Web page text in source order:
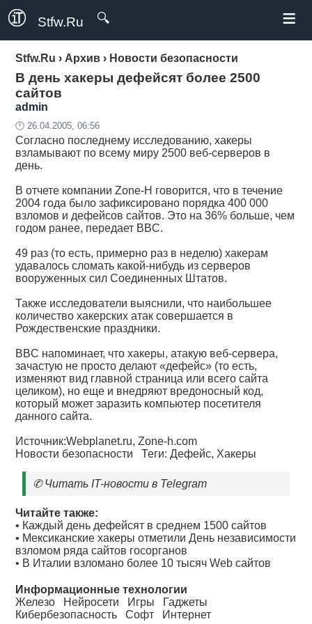
Stfw.Ru 🔍 ≡
Stfw.Ru › Архив › Новости безопасности
В день хакеры дефейсят более 2500
сайтов
admin
🕛 26.04.2005, 06:56
Согласно последнему исследованию, хакеры
взламывают по всему миру 2500 веб-серверов в
день.
В отчете компании Zone-H говорится, что в течение
2004 года было зафиксировано порядка 400 000
взломов и дефейсов сайтов. Это на 36% больше, чем
годом ранее, передает BBC.
49 раз (то есть, примерно раз в неделю) хакерам
удавалось сломать какой-нибудь из серверов
вооруженных сил Соединенных Штатов.
Также исследователи выяснили, что наибольшее
количество хакерских атак совершается в
Рождественские праздники.
BBC напоминает, что хакеры, атакую веб-сервера,
зачастую не просто делают «дефейс» (то есть,
изменяют вид главной страница или всего сайта
целиком), но еще и внедряют вредоносный код,
который может заразить компьютер посетителя
данного сайта.
Источник:Webplanet.ru, Zone-h.com
Новости безопасности Теги:Дефейс, Хакеры
✆Читать IT-новости в Telegram
Читайте также:
• Каждый день дефейсят в среднем 1500 сайтов
• Мексиканские хакеры отметили День независимости
взломом ряда сайтов госорганов
• В Италии взломано более 10 тысяч Web сайтов
Информационные технологии
Железо
Нейросети Игры
Гаджеты
Кибербезопасность
Софт Интернет